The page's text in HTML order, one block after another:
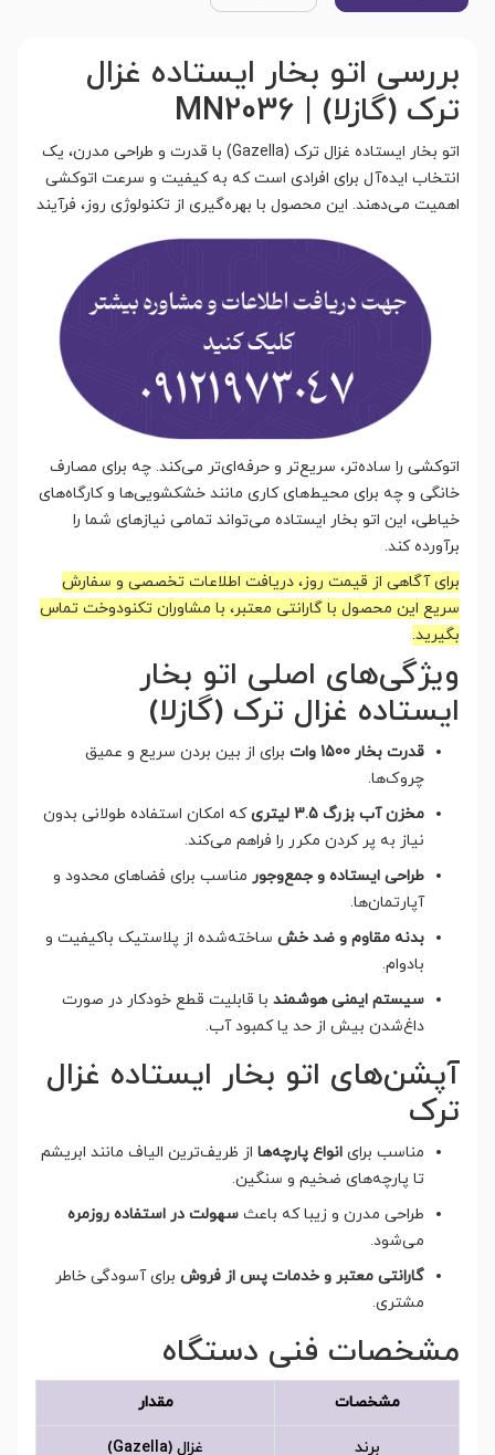
بررسی اتو بخار ایستاده غزال
ترک (گازلا) | MN2036
اتو بخار ایستاده غزال ترک (Gazella) با قدرت و طراحی مدرن، یک
انتخاب ایده‌آل برای افرادی است که به کیفیت و سرعت اتوکشی
اهمیت می‌دهند. این محصول با بهره‌گیری از تکنولوژی روز، فرآیند
اتوکشی را ساده‌تر، سریع‌تر و حرفه‌ای‌تر می‌کند. چه برای مصارف
خانگی و چه برای محیط‌های کاری مانند خشکشویی‌ها و کارگاه‌های
خیاطی، این اتو بخار ایستاده می‌تواند تمامی نیازهای شما را
برآورده کند.
برای آگاهی از قیمت روز، دریافت اطلاعات تخصصی و سفارش
سریع این محصول با گارانتی معتبر، با مشاوران تکنودوخت تماس
بگیرید.
ویژگی‌های اصلی اتو بخار
ایستاده غزال ترک (گازلا)
قدرت بخار 1500 وات
برای از بین بردن سریع و عمیق
چروک‌ها.
مخزن آب بزرگ 3.5 لیتری
که امکان استفاده طولانی بدون
نیاز به پر کردن مکرر را فراهم می‌کند.
طراحی ایستاده و جمع‌وجور مناسب برای فضاهای محدود و
آپارتمان‌ها.
بدنه مقاوم و ضد خش ساخته‌شده از پلاستیک باکیفیت و
بادوام.
سیستم ایمنی هوشمند با قابلیت قطع خودکار در صورت
داغ‌شدن بیش از حد یا کمبود آب.
آپشن‌های اتو بخار ایستاده غزال
ترک
مناسب برای انواع پارچه‌ها از ظریف‌ترین الیاف مانند ابریشم
تا پارچه‌های ضخیم و سنگین.
طراحی مدرن و زیبا که باعث سهولت در استفاده روزمره
می‌شود.
گارانتی معتبر و خدمات پس از فروش برای آسودگی خاطر
مشتری.
مشخصات فنی دستگاه
مشخصات مقدار
برند غزال (Gazella)